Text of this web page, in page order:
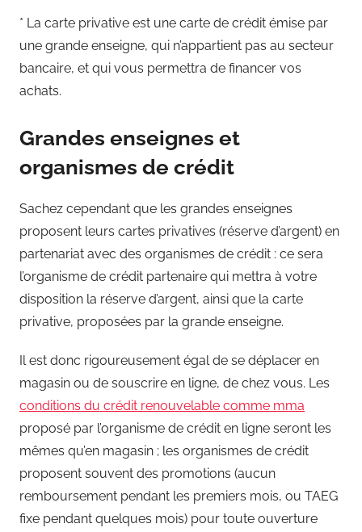
* La carte privative est une carte de crédit émise par
une grande enseigne, qui n’appartient pas au secteur
bancaire, et qui vous permettra de financer vos
achats.
Grandes enseignes et
organismes de crédit
Sachez cependant que les grandes enseignes
proposent leurs cartes privatives (réserve d’argent) en
partenariat avec des organismes de crédit : ce sera
l’organisme de crédit partenaire qui mettra à votre
disposition la réserve d’argent, ainsi que la carte
privative, proposées par la grande enseigne.
Il est donc rigoureusement égal de se déplacer en
magasin ou de souscrire en ligne, de chez vous. Les
conditions du crédit renouvelable comme mma
proposé par l’organisme de crédit en ligne seront les
mêmes qu’en magasin ; les organismes de crédit
proposent souvent des promotions (aucun
remboursement pendant les premiers mois, ou TAEG
fixe pendant quelques mois) pour toute ouverture